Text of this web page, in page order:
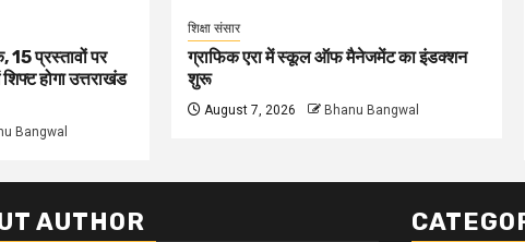
15 प्रस्तावों पर
होगा उत्तराखंड
Bangwal
शिक्षा संसार
ग्राफिक एरा में स्कूल ऑफ मैनेजमेंट का इंडक्शन
शुरू
August 7, 2026 Bhanu Bangwal
AUTHOR